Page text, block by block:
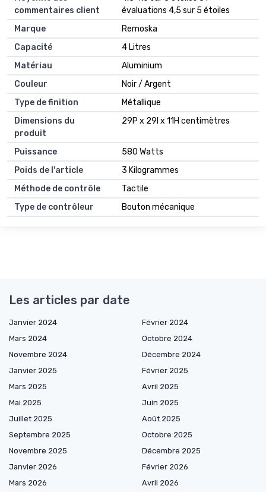
commentaires client
évaluations 4,5 sur 5 étoiles
Marque
Remoska
Capacité
4 Litres
Matériau
Aluminium
Couleur
Noir / Argent
Type de finition
Métallique
Dimensions du
produit
29P x 29l x 11H centimètres
Puissance
580 Watts
Poids de l'article
3 Kilogrammes
Méthode de contrôle
Tactile
Type de contrôleur
Bouton mécanique
Les articles par date
Janvier 2024
Février 2024
Mars 2024
Octobre 2024
Novembre 2024
Décembre 2024
Janvier 2025
Février 2025
Mars 2025
Avril 2025
Mai 2025
Juin 2025
Juillet 2025
Août 2025
Septembre 2025
Octobre 2025
Novembre 2025
Décembre 2025
Janvier 2026
Février 2026
Mars 2026
Avril 2026